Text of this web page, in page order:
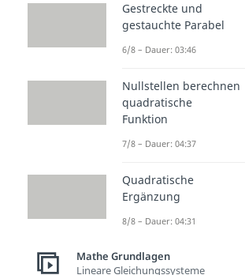
Wie du siehst,
beiden Geraden im
Anstatt das durch
herauszufinden,
berechnen. Dafür
lineares
Lösung des LGS
ob die Geraden…
einen
parallel
Gestreckte und
gestauchte Parabel
6/8 – Dauer: 03:46
Nullstellen berechnen
quadratische
Funktion
7/8 – Dauer: 04:37
Quadratische
Ergänzung
8/8 – Dauer: 04:31
Mathe Grundlagen
Lineare Gleichungssysteme